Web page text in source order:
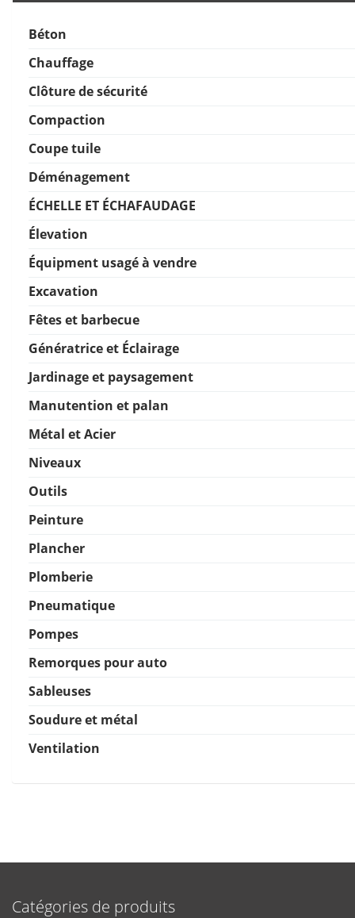
Béton
Chauffage
Clôture de sécurité
Compaction
Coupe tuile
Déménagement
ÉCHELLE ET ÉCHAFAUDAGE
Élevation
Équipment usagé à vendre
Excavation
Fêtes et barbecue
Génératrice et Éclairage
Jardinage et paysagement
Manutention et palan
Métal et Acier
Niveaux
Outils
Peinture
Plancher
Plomberie
Pneumatique
Pompes
Remorques pour auto
Sableuses
Soudure et métal
Ventilation
Catégories de produits